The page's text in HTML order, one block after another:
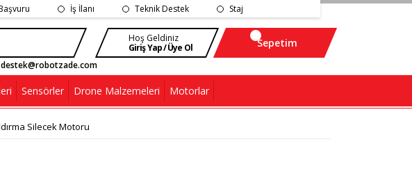
İş İlanı Teknik Destek Staj
Hoş Geldiniz
Giriş Yap / Üye Ol
Sepetim
destek@robotzade.com
Sensörler Drone Malzemeleri Motorlar
Silecek Motoru